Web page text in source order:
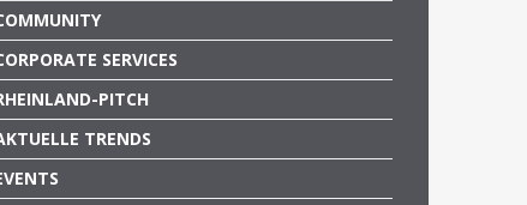
SERVICES
PITCH
TRENDS